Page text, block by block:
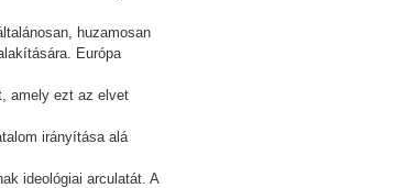
huzamosan
Európa
amely ezt az elvet
irányítása alá
ideológiai arculatát. A